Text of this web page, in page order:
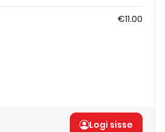
€11.00
Logi sisse